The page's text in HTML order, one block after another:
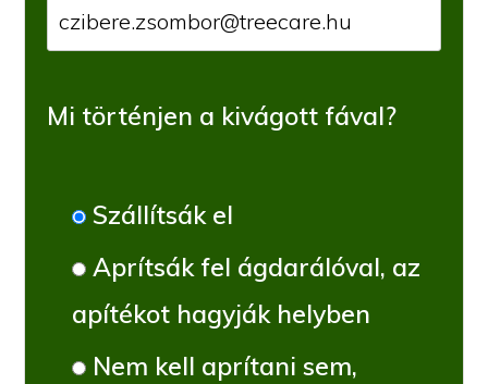
Mi történjen a kivágott fával?
Szállítsák el
Aprítsák fel ágdarálóval, az
apítékot hagyják helyben
Nem kell aprítani sem,